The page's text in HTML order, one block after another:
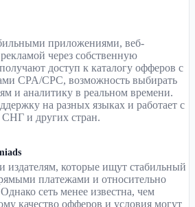
приложениями, веб-
через собственную
доступ к каталогу офферов с
CPA/CPC, возможность выбирать
и аналитику в реальном времени.
на разных языках и работает с
СНГ и других стран.
издателям, которые ищут стабильный
платежами и относительно
сеть менее известна, чем
качество офферов и условия могут